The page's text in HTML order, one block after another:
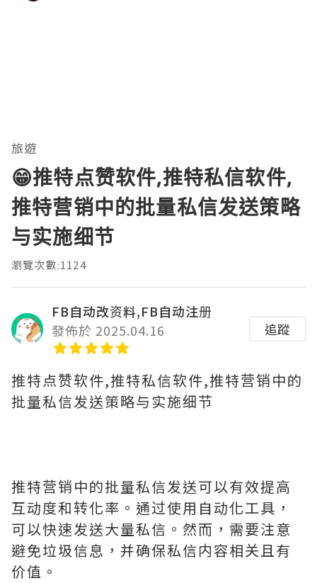
旅遊
😁推特点赞软件,推特私信软件,
推特营销中的批量私信发送策略
与实施细节
瀏覽次數:1124
FB自动改资料,FB自动注册
發佈於 2025.04.16
追蹤
推特点赞软件,推特私信软件,推特营销中的
批量私信发送策略与实施细节
推特营销中的批量私信发送可以有效提高
互动度和转化率。通过使用自动化工具，
可以快速发送大量私信。然而，需要注意
避免垃圾信息，并确保私信内容相关且有
价值。